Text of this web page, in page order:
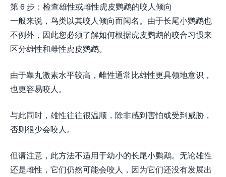
第 6 步：检查雄性或雌性虎皮鹦鹉的咬人倾向
一般来说，鸟类以其咬人倾向而闻名。由于长尾小鹦鹉也
不例外，因此您必须了解如何根据虎皮鹦鹉的咬合习惯来
区分雄性和雌性虎皮鹦鹉。
由于睾丸激素水平较高，雌性通常比雄性更具领地意识，
也更容易咬人。
与此同时，雄性往往很温顺，除非感到害怕或受到威胁，
否则很少会咬人。
但请注意，此方法不适用于幼小的长尾小鹦鹉。无论雄性
还是雌性，它们仍然可能会咬人，因为它们还没有发展出